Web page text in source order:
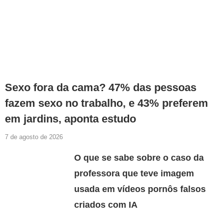
Sexo fora da cama? 47% das pessoas
fazem sexo no trabalho, e 43% preferem
em jardins, aponta estudo
7 de agosto de 2026
O que se sabe sobre o caso da
professora que teve imagem
usada em vídeos pornôs falsos
criados com IA